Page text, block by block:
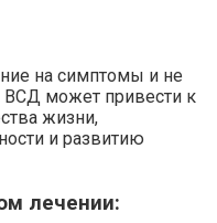
на симптомы и не
ВСД может привести к
жизни,
и развитию
лечении: